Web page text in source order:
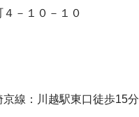
－１０－１０
線：川越駅東口徒歩15分